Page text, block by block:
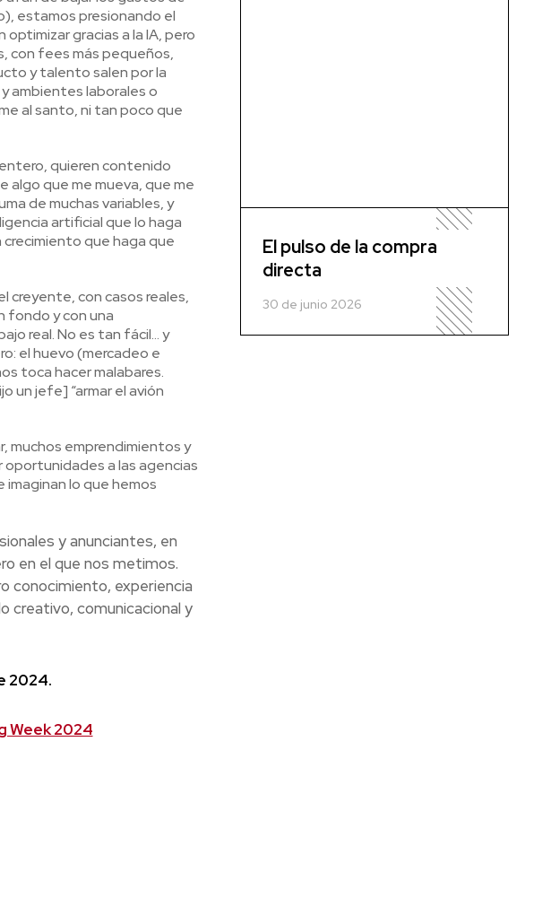
estamos presionando el
gracias a la IA, pero
con fees más pequeños,
y talento salen por la
ambientes laborales o
al santo, ni tan poco que
quieren contenido
algo que me mueva, que me
de muchas variables, y
artificial que lo haga
que haga que
creyente, con casos reales,
fondo y con una
real. No es tan fácil… y
el huevo (mercadeo e
toca hacer malabares.
un jefe] “armar el avión
muchos emprendimientos y
a las agencias
lo que hemos
y anunciantes, en
en el que nos metimos.
conocimiento, experiencia
creativo, comunicacional y
2024.
Week 2024
El pulso de la compra
directa
30 de junio 2026